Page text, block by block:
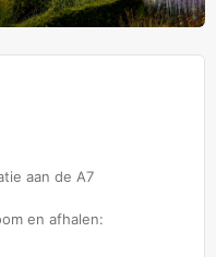
aan de A7
en afhalen: